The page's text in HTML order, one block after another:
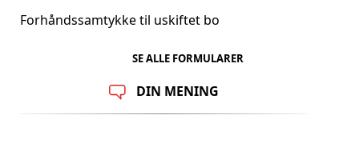
Forhåndssamtykke til uskiftet bo
SE ALLE FORMULARER
DIN MENING